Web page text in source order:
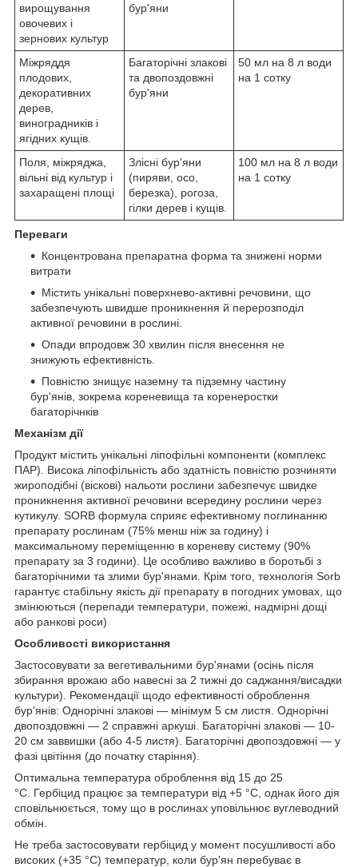
вирощування
овочевих і
зернових культур
бур'яни
Міжряддя
плодових,
декоративних
дерев,
виноградників і
ягідних кущів.
Багаторічні злакові
та двопоздовжні
бур'яни
50 мл на 8 л води
на 1 сотку
Поля, міжряджа,
вільні від культур і
захаращені площі
Злісні бур'яни
(пиряви, осо,
березка), рогоза,
гілки дерев і кущів.
100 мл на 8 л води
на 1 сотку
Переваги
Концентрована препаратна форма та знижені норми
витрати
Містить унікальні поверхнево-активні речовини, що
забезпечують швидше проникнення й перерозподіл
активної речовини в рослині.
Опади впродовж 30 хвилин після внесення не
знижують ефективність.
Повністю знищує наземну та підземну частину
бур'янів, зокрема кореневища та коренеростки
багаторічнків
Механізм дії
Продукт містить унікальні ліпофільні компоненти (комплекс
ПАР). Висока ліпофільність або здатність повністю розчиняти
жироподібні (віскові) нальоти рослини забезпечує швидке
проникнення активної речовини всередину рослини через
кутикулу. SORB формула сприяє ефективному поглинанню
препарату рослинам (75% менш ніж за годину) і
максимальному переміщенню в кореневу систему (90%
препарату за 3 години). Це особливо важливо в боротьбі з
багаторічними та злими бур'янами. Крім того, технологія Sorb
гарантує стабільну якість дії препарату в погодних умовах, що
змінюються (перепади температури, пожежі, надмірні дощі
або ранкові роси)
Особливості використання
Застосовувати за вегетивальними бур'янами (осінь після
збирання врожаю або навесні за 2 тижні до саджання/висадки
культури). Рекомендації щодо ефективності оброблення
бур'янів: Однорічні злакові — мінімум 5 см листя. Однорічні
двопоздовжні — 2 справжні аркуші. Багаторічні злакові — 10-
20 см заввишки (або 4-5 листя). Багаторічні двопоздовжні — у
фазі цвітіння (до початку старіння).
Оптимальна температура оброблення від 15 до 25
°C. Гербіцид працює за температури від +5 °C, однак його дія
сповільнюється, тому що в рослинах уповільнює вуглеводний
обмін.
Не треба застосовувати гербіцид у момент посушливості або
високих (+35 °C) температур, коли бур'ян перебуває в